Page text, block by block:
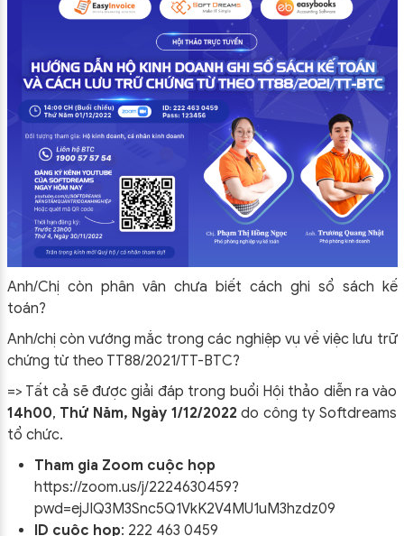
Anh/Chị còn phân vân chưa biết cách ghi sổ sách kế
toán?
Anh/chị còn vướng mắc trong các nghiệp vụ về việclưu trữ
chứng từ theo TT88/2021/TT-BTC?
=> Tất cả sẽ được giải đáp trong buổi Hội thảo diễn ra vào
14h00, Thứ Năm, Ngày 1/12/2022do công ty Softdreams
tổ chức.
Tham gia Zoom cuộc họp
https://zoom.us/j/2224630459?
pwd=ejJIQ3M3Snc5Q1VkK2V4MU1uM3hzdz09
ID cuộc họp: 222 463 0459